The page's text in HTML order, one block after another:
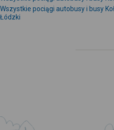
Wszystkie pociągi autobusy i busy
Łódzki